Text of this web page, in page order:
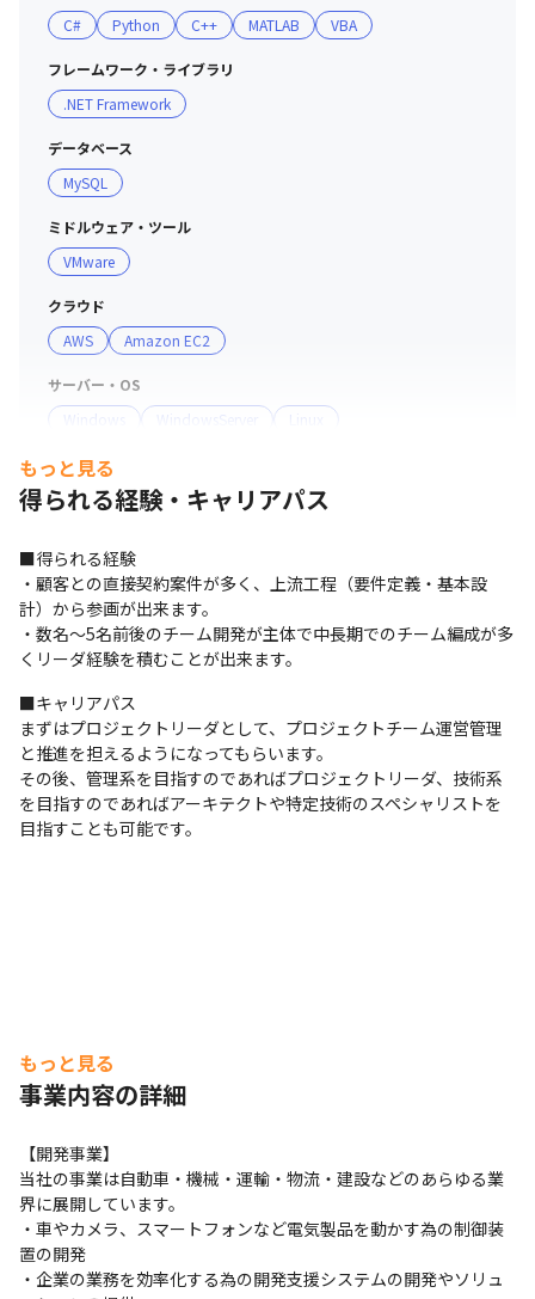
C# Python C++ MATLAB VBA
フレームワーク・ライブラリ
.NET Framework
データベース
MySQL
ミドルウェア・ツール
VMware
クラウド
AWS
Amazon EC2
サーバー・OS
Windows
WindowsServer Linux
開発手法
アジャイル
ウォーターフォール
Git
Excel PowerPoint
コミュニケーションツール
Teams
その他
VisualStudio
支給PC
Windows
もっと見る
得られる経験・キャリアパス
■得られる経験
・顧客との直接契約案件が多く、上流工程（要件定義・基本設
計）から参画が出来ます。
・数名～5名前後のチーム開発が主体で中長期でのチーム編成が多
くリーダ経験を積むことが出来ます。
■キャリアパス
まずはプロジェクトリーダとして、プロジェクトチーム運営管理
と推進を担えるようになってもらいます。
その後、管理系を目指すのであればプロジェクトリーダ、技術系
を目指すのであればアーキテクトや特定技術のスペシャリストを
目指すことも可能です。
もっと見る
事業内容の詳細
【開発事業】
当社の事業は自動車・機械・運輸・物流・建設などのあらゆる業
界に展開しています。
・車やカメラ、スマートフォンなど電気製品を動かす為の制御装
置の開発
・企業の業務を効率化する為の開発支援システムの開発やソリュ